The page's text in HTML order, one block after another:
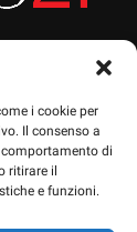
i cookie per
Il consenso a
di
ritirare il
e funzioni.
POLICY
SHOP